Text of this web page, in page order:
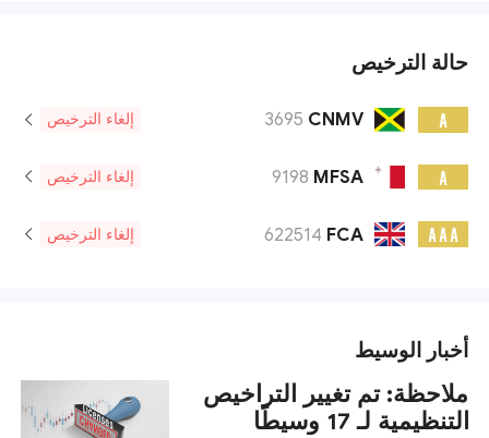
حالة الترخيص
A
CNMV
3695 إلغاء الترخيص
A
MFSA
9198 إلغاء الترخيص
A A A
FCA
622514 إلغاء الترخيص
أخبار الوسيط
ملاحظة: تم تغيير التراخيص
التنظيمية لـ 17 وسيطًا